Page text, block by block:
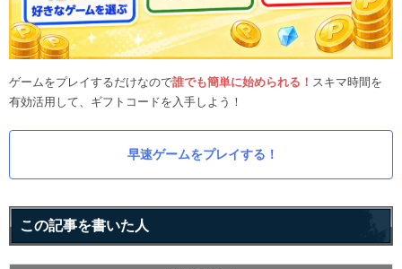
ゲームをプレイするだけなので誰でも簡単に始められる！ スキマ時間を
有効活用して、ギフトコードを入手しよう！
早速ゲームをプレイする！
この記事を書いた人